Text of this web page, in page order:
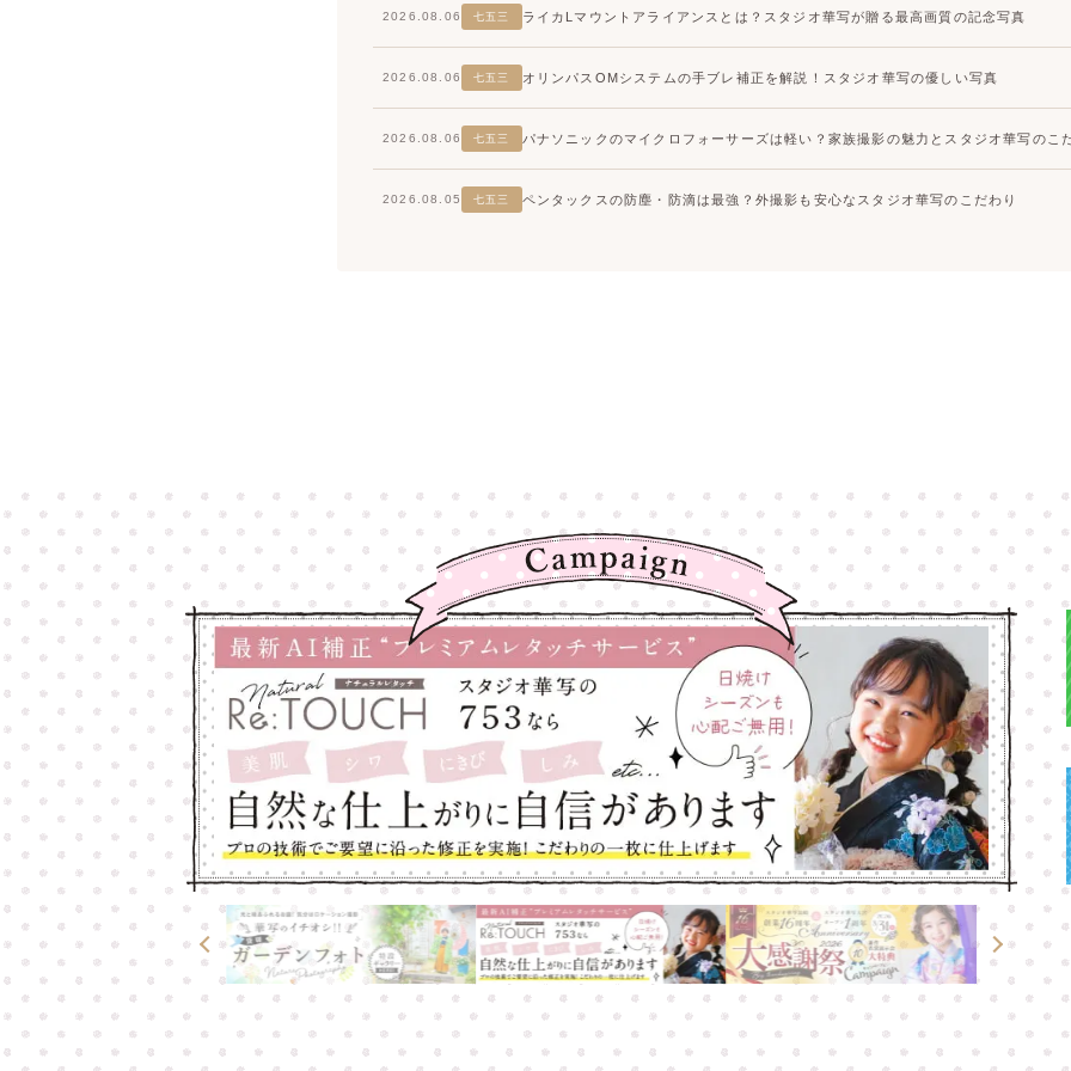
2026.08.06 七五三 ライカLマウントアライアンスとは？スタジオ華写が贈る最高画質の記念写真
2026.08.06 七五三 オリンパスOMシステムの手ブレ補正を解説！スタジオ華写の優しい写真
2026.08.06 七五三 パナソニックのマイクロフォーサーズは軽い？家族撮影の魅力とスタジオ華写のこ
2026.08.05 七五三 ペンタックスの防塵・防滴は最強？外撮影も安心なスタジオ華写のこだわり